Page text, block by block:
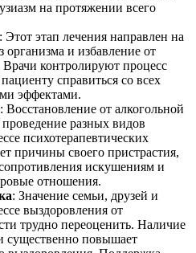
на протяжении всего
: Этот этап лечения направлен на
организма и избавление от
Врачи контролируют процесс
справиться со всех
эффектами.
: Восстановление от алкогольной
разных видов
психотерапевтических
причины своего пристрастия,
искушениям и
отношения.
: Значение семьи, друзей и
выздоровления от
трудно переоценить. Наличие
существенно повышает